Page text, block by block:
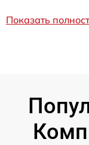
Показать